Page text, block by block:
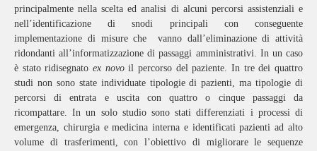
principalmente nella scelta ed analisi di alcuni percorsi assistenziali e
nell’identificazione di snodi principali con conseguente
implementazione di misure che vanno dall’eliminazione di attività
ridondanti all’informatizzazione di passaggi amministrativi. In un caso
è stato ridisegnato ex novoil percorso del paziente. In tre dei quattro
studi non sono state individuate tipologie di pazienti, ma tipologie di
percorsi di entrata e uscita con quattro o cinque passaggi da
ricompattare. In un solo studio sono stati differenziati i processi di
emergenza, chirurgia e medicina interna e identificati pazienti ad alto
volume di trasferimenti, con l’obiettivo di migliorare le sequenze